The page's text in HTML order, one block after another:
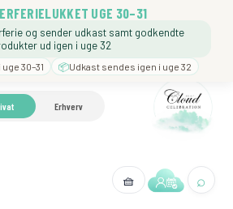
UGE 30–31
og sender udkast samt godkendte
ud igen i uge 32
30–31 📦Udkast sendes igen i uge 32
Erhverv
🧺 ⌕
❓️ BESØG